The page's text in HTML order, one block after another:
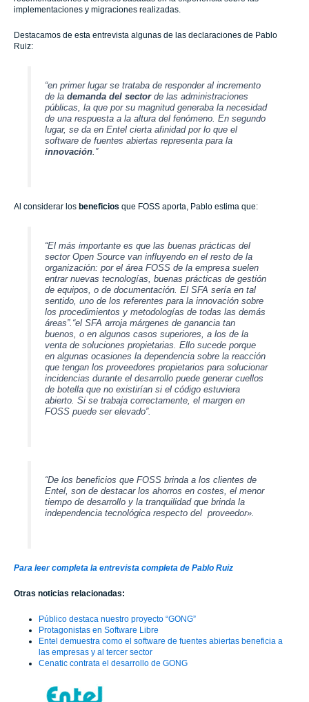
implementaciones y migraciones realizadas.
Destacamos de esta entrevista algunas de las declaraciones de Pablo
Ruiz:
“en primer lugar se trataba de responder al incremento
de la demanda del sectorde las administraciones
públicas, la que por su magnitud generaba la necesidad
de una respuesta a la altura del fenómeno. En segundo
lugar, se da en Entel cierta afinidad por lo que el
software de fuentes abiertas representa para la
innovación.”
Al considerar los beneficios que FOSS aporta, Pablo estima que:
“El más importante es que las buenas prácticas del
sector Open Source van influyendo en el resto de la
organización: por el área FOSS de la empresa suelen
entrar nuevas tecnologías, buenas prácticas de gestión
de equipos, o de documentación. El SFA sería en tal
sentido, uno de los referentes para la innovación sobre
los procedimientos y metodologías de todas las demás
áreas”.“el SFA arroja márgenes de ganancia tan
buenos, o en algunos casos superiores, a los de la
venta de soluciones propietarias. Ello sucede porque
en algunas ocasiones la dependencia sobre la reacción
que tengan los proveedores propietarios para solucionar
incidencias durante el desarrollo puede generar cuellos
de botella que no existirían si el código estuviera
abierto. Si se trabaja correctamente, el margen en
FOSS puede ser elevado”.
“De los beneficios que FOSS brinda a los clientes de
Entel, son de destacar los ahorros en costes, el menor
tiempo de desarrollo y la tranquilidad que brinda la
independencia tecnológica respecto del proveedor».
Para leer completa la entrevista completa de Pablo Ruiz
Otras noticias relacionadas:
Público destaca nuestro proyecto “GONG”
Protagonistas en Software Libre
Entel demuestra como el software de fuentes abiertas beneficia a
las empresas y al tercer sector
Cenatic contrata el desarrollo de GONG